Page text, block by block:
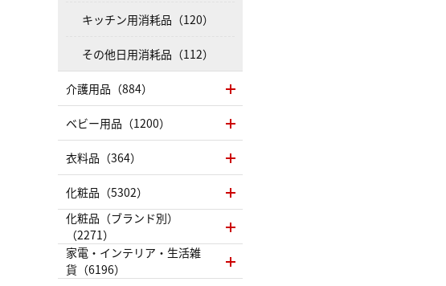
キッチン用消耗品（120）
その他日用消耗品（112）
介護用品（884）
ベビー用品（1200）
衣料品（364）
化粧品（5302）
化粧品（ブランド別）
（2271）
家電・インテリア・生活雑
貨（6196）